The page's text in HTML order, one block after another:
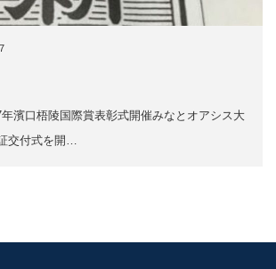
濱口梧陵国際賞表彰式開催みなとオアシス大
交付式を開…